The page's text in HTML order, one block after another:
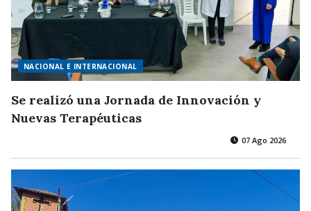
NACIONAL E INTERNACIONAL
Se realizó una Jornada de Innovación y
Nuevas Terapéuticas
07 Ago 2026